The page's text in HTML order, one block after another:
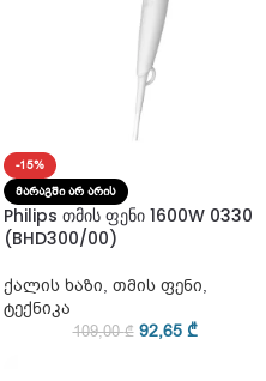
-15%
ᲛᲐᲠᲐᲒᲨᲘ ᲐᲠ ᲐᲠᲘᲡ
Philips თმის ფენი 1600W 0330
(BHD300/00)
ქალის ხაზი, თმის ფენი,
ტექნიკა
109,00₾ 92,65 ₾